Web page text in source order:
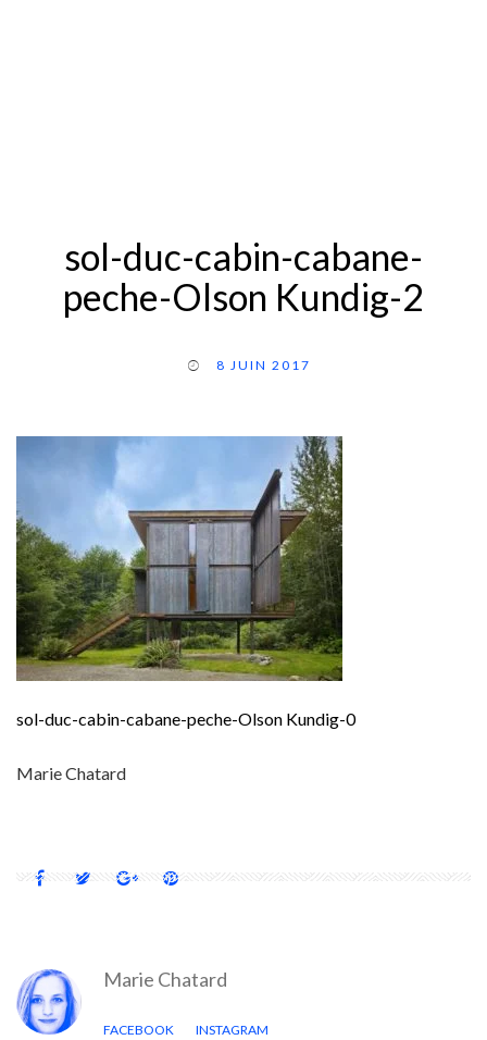
sol-duc-cabin-cabane-
peche-Olson Kundig-2
8 JUIN 2017
sol-duc-cabin-cabane-peche-Olson Kundig-0
Marie Chatard
Marie Chatard
FACEBOOK INSTAGRAM